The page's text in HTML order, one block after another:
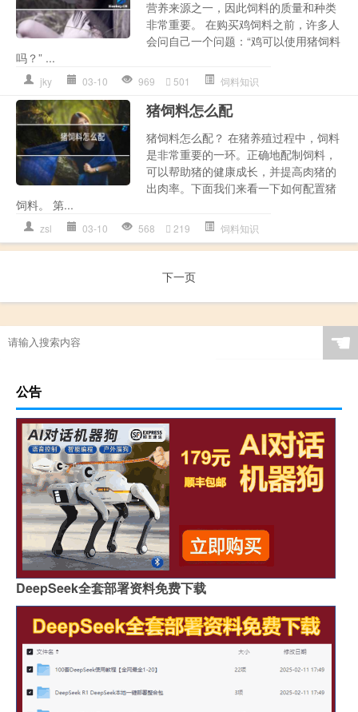
营养来源之一，因此饲料的质量和种类
非常重要。 在购买鸡饲料之前，许多人
会问自己一个问题：“鸡可以使用猪饲料
吗？” ...
jky 03-10 969 501 饲料知识
猪饲料怎么配
猪饲料怎么配？ 在猪养殖过程中，饲料
是非常重要的一环。正确地配制饲料，
可以帮助猪的健康成长，并提高肉猪的
出肉率。下面我们来看一下如何配置猪
饲料。 第...
zsl 03-10 568 219 饲料知识
下一页
☚
公告
DeepSeek全套部署资料免费下载